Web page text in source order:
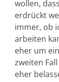
wollen,
erdrückt
immer, ob
arbeiten
eher um
zweiten
eher